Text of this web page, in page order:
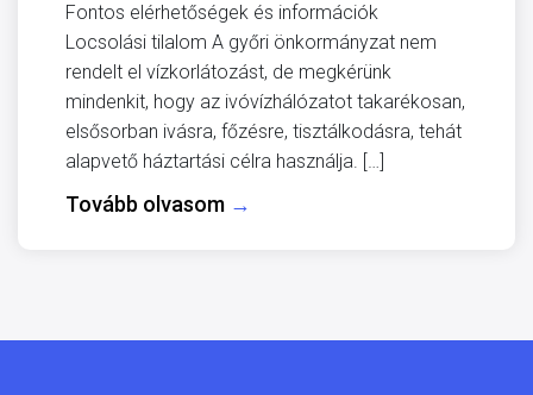
Fontos elérhetőségek és információk
Locsolási tilalom A győri önkormányzat nem
rendelt el vízkorlátozást, de megkérünk
mindenkit, hogy az ivóvízhálózatot takarékosan,
elsősorban ivásra, főzésre, tisztálkodásra, tehát
alapvető háztartási célra használja. […]
Tovább olvasom →